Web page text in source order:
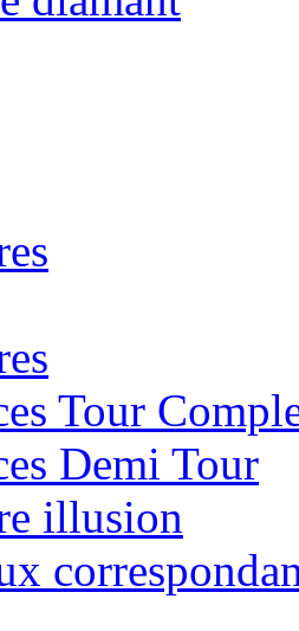
Tour
Demi Tour
illusion